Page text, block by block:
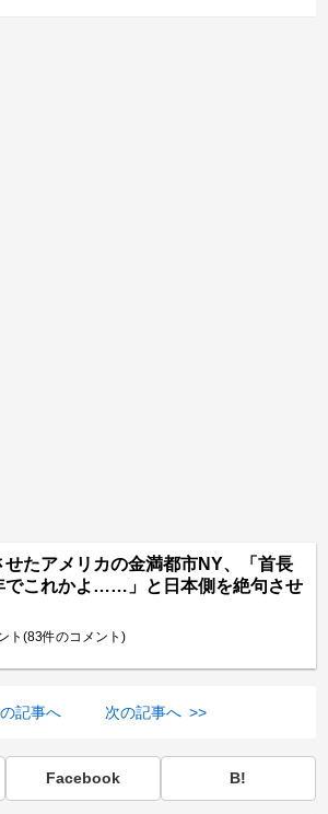
たアメリカの金満都市NY、「首長
でこれかよ……」と日本側を絶句させ
ト(83件のコメント)
記事へ 次の記事へ >>
Facebook B!